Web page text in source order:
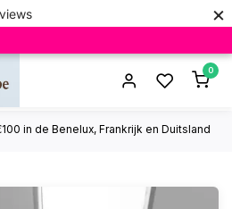
×
0
in de Benelux, Frankrijk en Duitsland
te verbeteren. Is dat akkoord?
Ja